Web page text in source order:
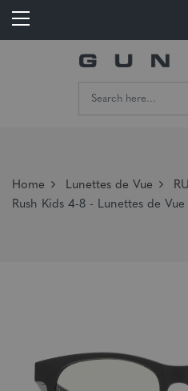
Home Lunettes de Vue
Rush Kids 4-8 - Lunettes de